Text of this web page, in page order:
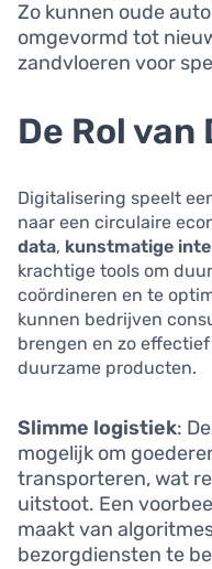
Zo kunnen oude
omgevormd tot
zandvloeren voor
De Rol
Digitalisering speelt
naar een circulaire
data, kunstmatige
krachtige tools om
coördineren en te
kunnen bedrijven
brengen en zo
duurzame producten.
Slimme logistiek:
mogelijk om
transporteren, wat
uitstoot. Een
maakt van
bezorgdiensten te